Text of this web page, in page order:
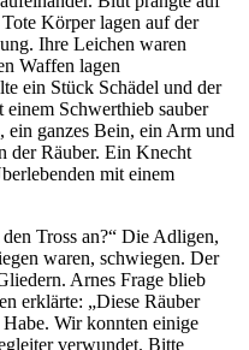
Körper lagen auf der
Ihre Leichen waren
Waffen lagen
ein Stück Schädel und der
Schwerthieb sauber
ein ganzes Bein, ein Arm und
der Räuber. Ein Knecht
mit einem
Tross an?“ Die Adligen,
waren, schwiegen. Der
Arnes Frage blieb
erklärte: „Diese Räuber
Wir konnten einige
verwundet. Bitte